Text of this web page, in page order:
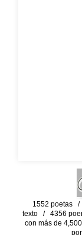
1552 poetas /
texto / 4356
con más de